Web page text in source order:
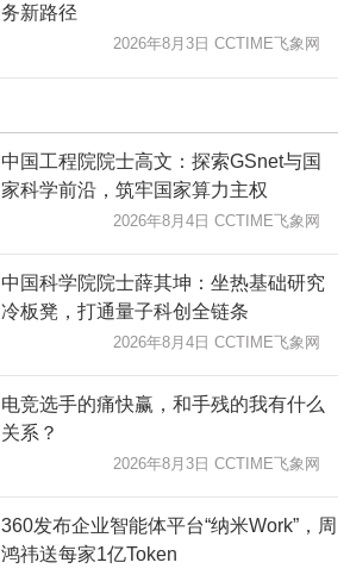
务新路径
2026年8月3日 CCTIME飞象网
中国工程院院士高文：探索GSnet与国
家科学前沿，筑牢国家算力主权
2026年8月4日 CCTIME飞象网
中国科学院院士薛其坤：坐热基础研究
冷板凳，打通量子科创全链条
2026年8月4日 CCTIME飞象网
电竞选手的痛快赢，和手残的我有什么
关系？
2026年8月3日 CCTIME飞象网
360发布企业智能体平台“纳米Work”，周
鸿祎送每家1亿Token